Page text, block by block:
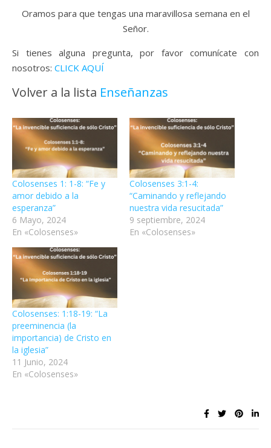
Oramos para que tengas una maravillosa semana en el
Señor.
Si tienes alguna pregunta, por favor comunícate con
nosotros: CLICK AQUÍ
Volver a la lista Enseñanzas
Colosenses 1: 1-8: “Fe y
amor debido a la
esperanza”
6 Mayo, 2024
En «Colosenses»
Colosenses 3:1-4:
“Caminando y reflejando
nuestra vida resucitada”
9 septiembre, 2024
En «Colosenses»
Colosenses: 1:18-19: “La
preeminencia (la
importancia) de Cristo en
la iglesia”
11 Junio, 2024
En «Colosenses»